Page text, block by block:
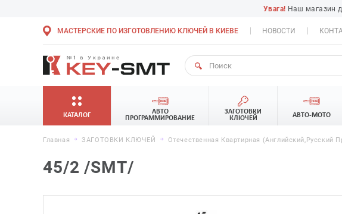
Увага! Наш магазин
МАСТЕРСКИЕ ПО ИЗГОТОВЛЕНИЮ КЛЮЧЕЙ В КИЕВЕ НОВОСТИ
КАТАЛОГ
АВТО
ПРОГРАММИРОВАНИЕ
ЗАГОТОВКИ
КЛЮЧЕЙ
АВТО-МОТО
Главная ЗАГОТОВКИ КЛЮЧЕЙ Отечественная Квартирная (английский,русский
45/2 /SMT/